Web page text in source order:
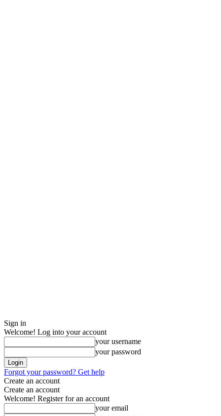
Sign in
Welcome! Log into your account
your username
your password
Forgot your password? Get help
Create an account
Create an account
Welcome! Register for an account
your email